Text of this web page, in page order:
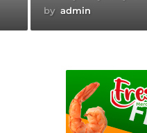
by admin